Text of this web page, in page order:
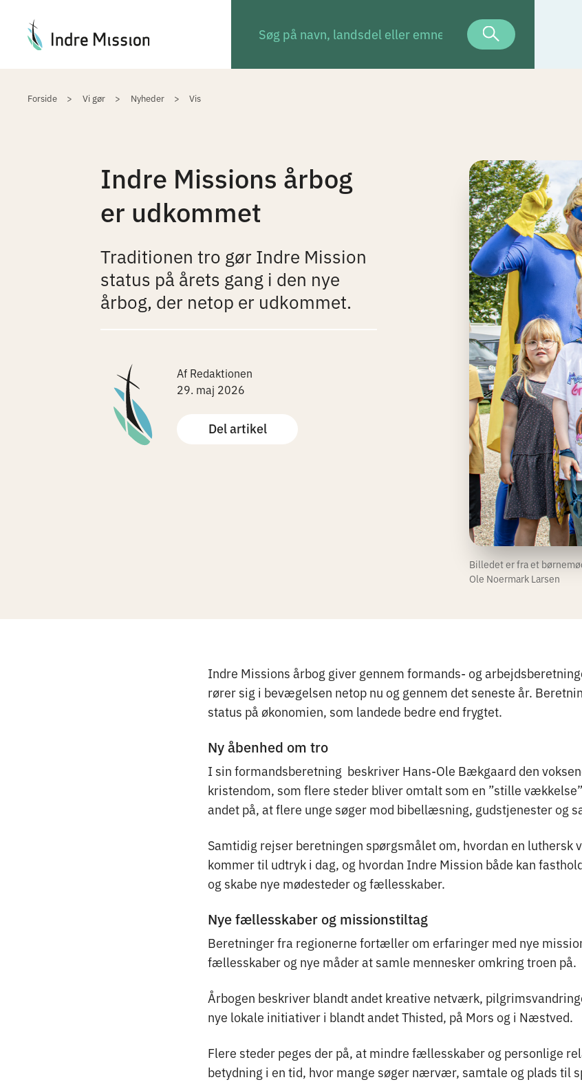
Forside Vi gør Nyheder Vis
Indre Missions årbog
er udkommet
Traditionen tro gør Indre Mission
status på årets gang i den nye
årbog, der netop er udkommet.
Af Redaktionen
29. maj 2026
Del artikel
Billedet er fra et
Ole Noermark Larsen
Indre Missions årbog giver gennem formands- og
rører sig i bevægelsen netop nu og gennem det seneste år.
status på økonomien, som landede bedre end frygtet.
Ny åbenhed om tro
I sin formandsberetning beskriver Hans-Ole Bækgaard den
kristendom, som flere steder bliver omtalt som en ”stille
andet på, at flere unge søger mod bibellæsning, gudstjenester og
Samtidig rejser beretningen spørgsmålet om, hvordan en
kommer til udtryk i dag, og hvordan Indre Mission både kan
og skabe nye mødesteder og fællesskaber.
Nye fællesskaber og missionstiltag
Beretninger fra regionerne fortæller om erfaringer med nye
fællesskaber og nye måder at samle mennesker omkring troen på.
Årbogen beskriver blandt andet kreative netværk,
nye lokale initiativer i blandt andet Thisted, på Mors og i Næstved.
Flere steder peges der på, at mindre fællesskaber og personlige
betydning i en tid, hvor mange søger nærvær, samtale og plads til